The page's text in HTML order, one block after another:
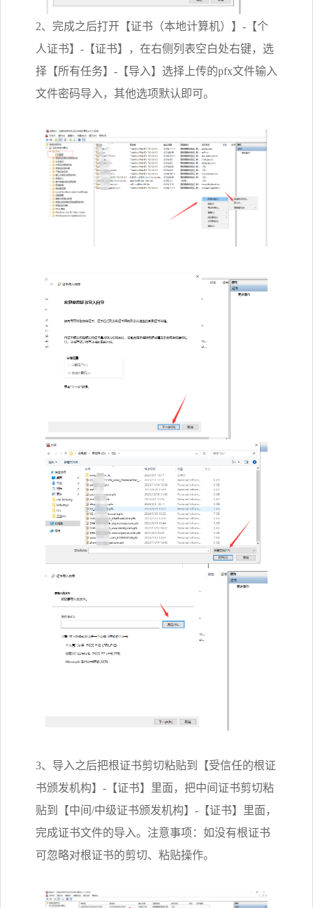
2、完成之后打开【证书（本地计算机）】-【个
人证书】-【证书】，在右侧列表空白处右键，选
择【所有任务】-【导入】选择上传的pfx文件输入
文件密码导入，其他选项默认即可。
3、导入之后把根证书剪切粘贴到【受信任的根证
书颁发机构】-【证书】里面，把中间证书剪切粘
贴到【中间/中级证书颁发机构】-【证书】里面，
完成证书文件的导入。注意事项：如没有根证书
可忽略对根证书的剪切、粘贴操作。